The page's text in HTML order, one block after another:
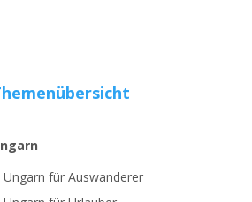
Ungarn für Auswanderer